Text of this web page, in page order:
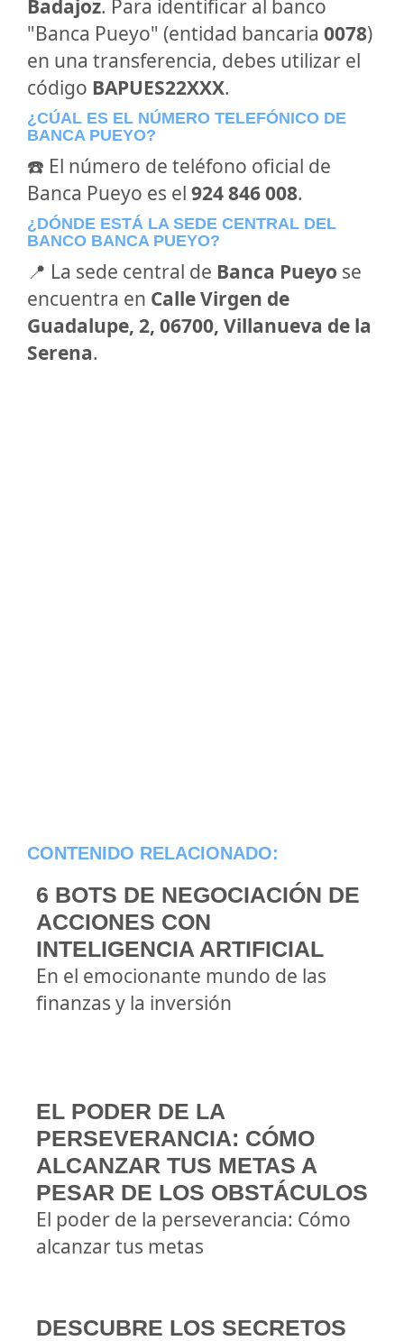
Badajoz. Para identificar al banco
"Banca Pueyo" (entidad bancaria 0078)
en una transferencia, debes utilizar el
código BAPUES22XXX.
¿CÚAL ES EL NÚMERO TELEFÓNICO DE
BANCA PUEYO?
☎️ El número de teléfono oficial de
Banca Pueyo es el 924 846 008.
¿DÓNDE ESTÁ LA SEDE CENTRAL DEL
BANCO BANCA PUEYO?
📍 La sede central de Banca Pueyo se
encuentra en Calle Virgen de
Guadalupe, 2, 06700, Villanueva de la
Serena.
CONTENIDO RELACIONADO:
6 BOTS DE NEGOCIACIÓN DE
ACCIONES CON
INTELIGENCIA ARTIFICIAL
En el emocionante mundo de las
finanzas y la inversión
EL PODER DE LA
PERSEVERANCIA: CÓMO
ALCANZAR TUS METAS A
PESAR DE LOS OBSTÁCULOS
El poder de la perseverancia: Cómo
alcanzar tus metas
DESCUBRE LOS SECRETOS